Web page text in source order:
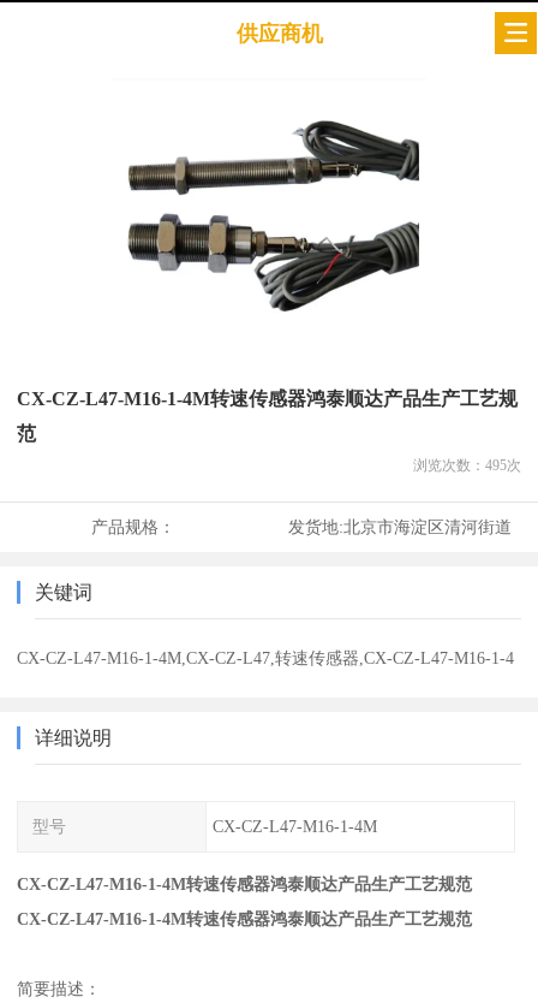
供应商机
CX-CZ-L47-M16-1-4M转速传感器鸿泰顺达产品生产工艺规
范
浏览次数： 495次
产品规格： 发货地:北京市海淀区清河街道
关键词
CX-CZ-L47-M16-1-4M,CX-CZ-L47,转速传感器,CX-CZ-L47-M16-1-4
详细说明
型号 CX-CZ-L47-M16-1-4M
CX-CZ-L47-M16-1-4M转速传感器鸿泰顺达产品生产工艺规范
CX-CZ-L47-M16-1-4M转速传感器鸿泰顺达产品生产工艺规范
简要描述：